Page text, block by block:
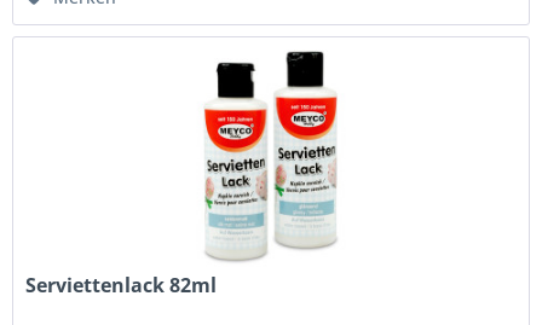
Serviettenlack 82ml